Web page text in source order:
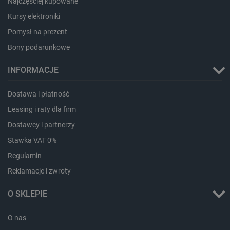
Kursy elektroniki
Pomysł na prezent
Bony podarunkowe
INFORMACJE
Dostawa i płatność
Leasing i raty dla firm
Dostawcy i partnerzy
Stawka VAT 0%
Regulamin
Reklamacje i zwroty
O SKLEPIE
O nas
.botland.com.pl